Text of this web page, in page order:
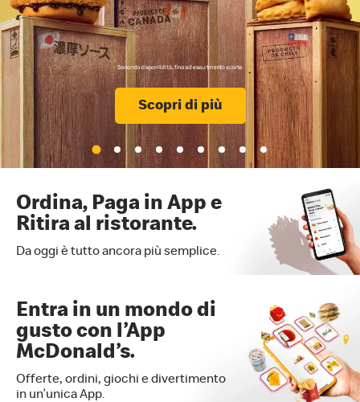
Scopri di più
Ordina, Paga in App e
Ritira al ristorante.
Da oggi è tutto ancora più semplice.
Entra in un mondo di
gusto con l’App
McDonald’s.
Offerte, ordini, giochi e divertimento
in un’unica App.